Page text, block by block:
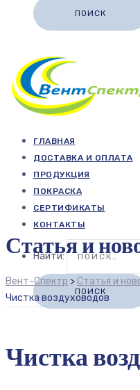
ГЛАВНАЯ
ДОСТАВКА И ОПЛАТА
ПРОДУКЦИЯ
ПОКРАСКА
СЕРТИФИКАТЫ
КОНТАКТЫ
Найти:
Статья и
Вент-Спектр > Статья и
Чистка воздуховодов
Чистка